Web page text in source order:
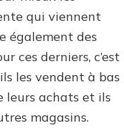
qui viennent
également des
ces derniers, c’est
les vendent à bas
leurs achats et ils
magasins.